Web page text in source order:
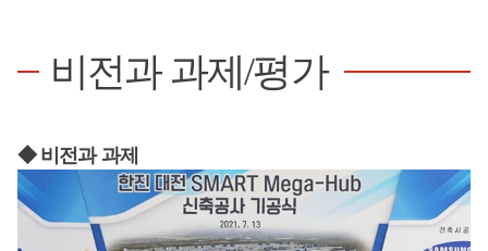
비전과 과제/평가
◆ 비전과 과제